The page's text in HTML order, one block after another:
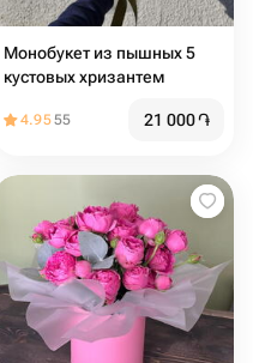
Монобукет из пышных 5
кустовых хризантем
4.9555 21 000֏